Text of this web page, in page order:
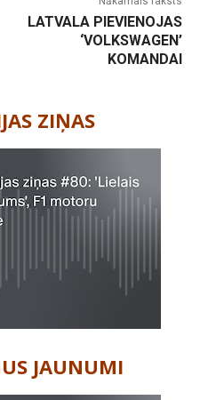
LATVALA PIEVIENOJAS
‘VOLKSWAGEN’
KOMANDAI
ZIŅAS
JAUNUMI